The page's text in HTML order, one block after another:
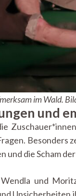
im Wald.
und
und die Scham
und